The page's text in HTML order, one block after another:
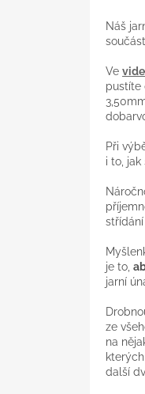
Náš
Ve
pustíte
Při
i to,
je to,
jarní
ze
na
další